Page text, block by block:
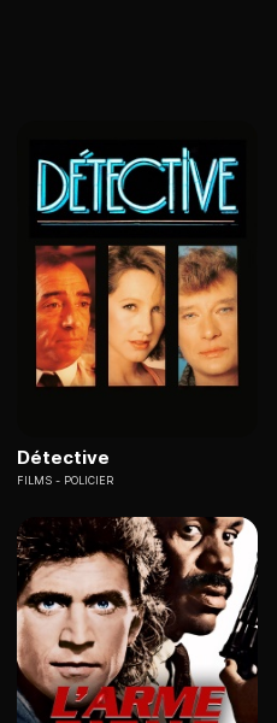
Détective
FILMS POLICIER